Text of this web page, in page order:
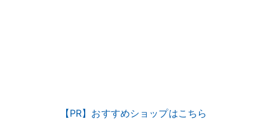
【PR】おすすめショップはこちら